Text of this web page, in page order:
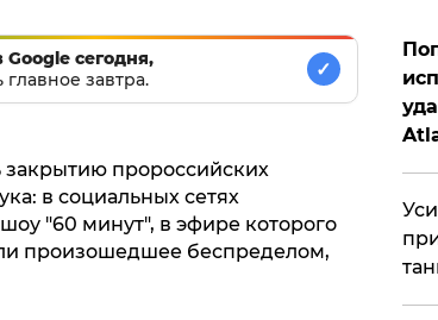
сегодня,
завтра.
✓
закрытию пророссийских
в социальных сетях
"60 минут", в эфире которого
произошедшее беспределом,